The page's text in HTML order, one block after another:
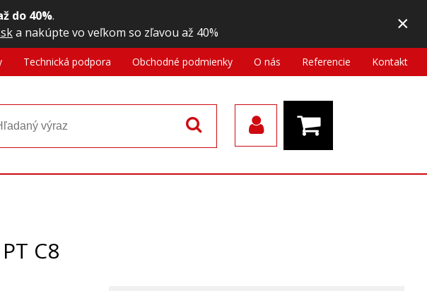
do 40%.
a nakúpte vo veľkom so zľavou až 40% ×
Technická podpora Obchodné podmienky O nás Referencie Kontakt
C8